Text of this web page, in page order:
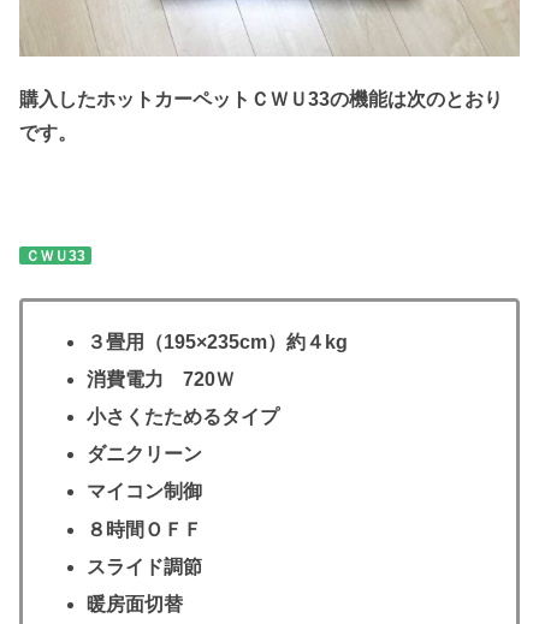
購入したホットカーペットＣＷＵ33の機能は次のとおり
です。
ＣＷＵ33
３畳用（195×235cm）約４kg
消費電力 720Ｗ
小さくたためるタイプ
ダニクリーン
マイコン制御
８時間ＯＦＦ
スライド調節
暖房面切替